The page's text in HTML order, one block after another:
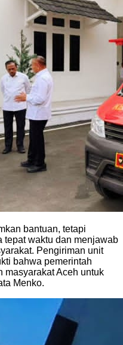
bantuan, tetapi
tepat waktu dan menjawab
Pengiriman unit
bahwa pemerintah
masyarakat Aceh untuk
Menko.